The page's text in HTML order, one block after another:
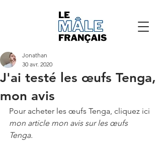
J'ai testé les œufs Tenga,
mon avis
Jonathan
30 avr. 2020
Pour acheter les œufs Tenga, cliquez ici
mon article mon avis sur les œufs
Tenga.